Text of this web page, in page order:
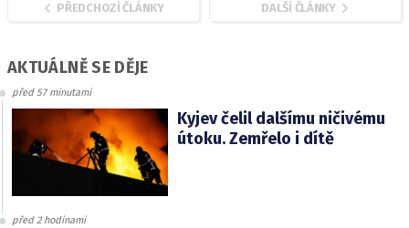
PŘEDCHOZÍ ČLÁNKY DALŠÍ ČLÁNKY
AKTUÁLNĚ SE DĚJE
před 57 minutami
Kyjev čelil dalšímu ničivému
útoku. Zemřelo i dítě
před 2 hodinami